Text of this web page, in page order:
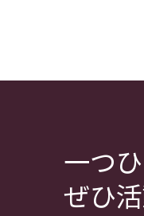
一つ
ぜひ